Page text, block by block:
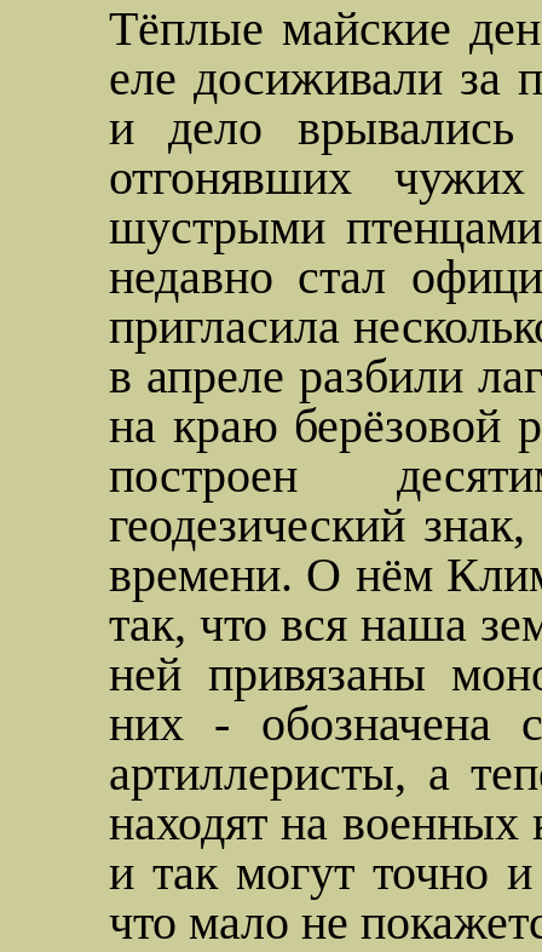
Тёплые майские
еле досиживали за
и дело врывались
отгонявших
шустрыми
недавно стал
пригласила
в апреле разбили
на краю берёзовой
построен
геодезический
времени. О нём
так, что вся наша
ней привязаны
них - обозначена
артиллеристы, а
находят на военных
и так могут точно
что мало не